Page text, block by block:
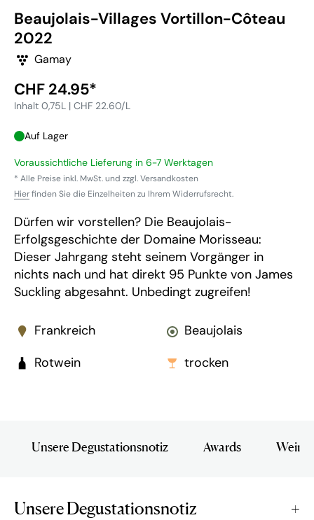
Beaujolais-Villages Vortillon-Côteau
2022
Frankreich
Beaujolais
Rotwein
trocken
Gamay
Dürfen wir vorstellen? Die Beaujolais-
Erfolgsgeschichte der Domaine Morisseau:
Dieser Jahrgang steht seinem Vorgänger in
nichts nach und hat direkt 95 Punkte von James
Suckling abgesahnt. Unbedingt zugreifen!
Sonderpreis
CHF 24.95*
Inhalt 0,75L | CHF 22.60/L
Auf Lager
Voraussichtliche Lieferung in 6-7 Werktagen
* Alle Preise inkl. MwSt. und zzgl. Versandkosten
Hierfinden Sie die Einzelheiten zu Ihrem Widerrufsrecht.
Unsere Degustationsnotiz Awards Wein
Unsere Degustationsnotiz